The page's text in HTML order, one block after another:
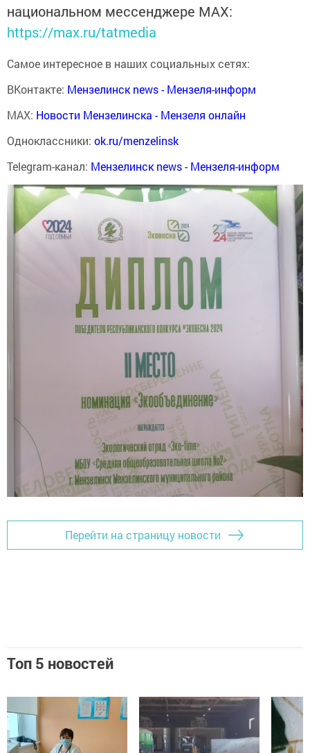
национальном мессенджере MАХ:
https://max.ru/tatmedia
Самое интересное в наших социальных сетях:
ВКонтакте: Мензелинск news - Мензеля-информ
MAX: Новости Мензелинска - Мензеля онлайн
Одноклассники: ok.ru/menzelinsk
Telegram-канал: Мензелинск news - Мензеля-информ
Перейти на страницу новости
Топ 5 новостей